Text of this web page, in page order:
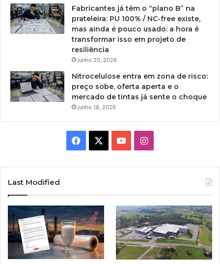
Fabricantes já têm o “plano B” na
prateleira: PU 100% / NC-free existe,
mas ainda é pouco usado: a hora é
transformar isso em projeto de
resiliência
junho 20, 2026
Nitrocelulose entra em zona de risco:
preço sobe, oferta aperta e o
mercado de tintas já sente o choque
junho 18, 2026
Facebook YouTubeInstagram
Last Modified